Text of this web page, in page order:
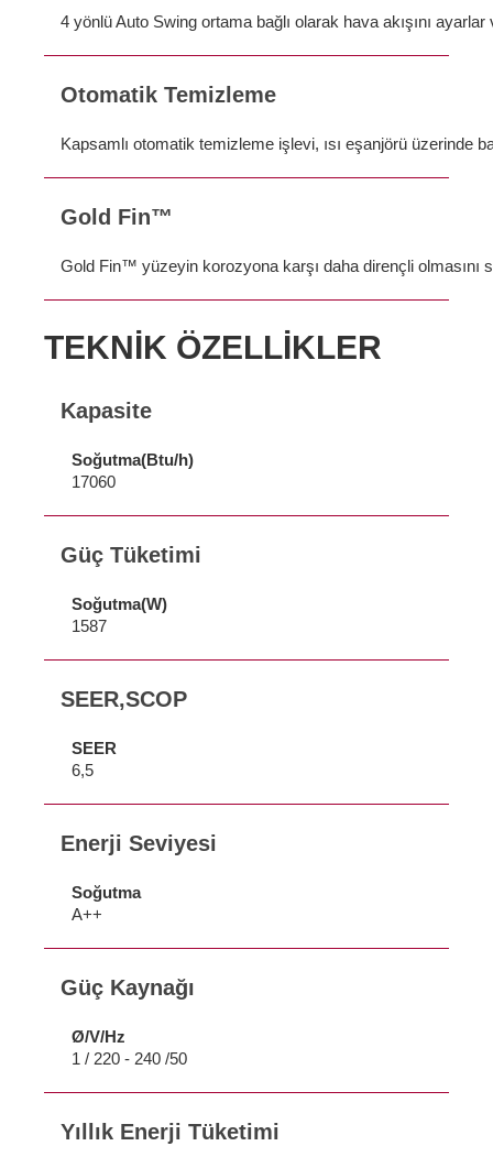
4 yönlü Auto Swing ortama bağlı olarak hava akışını ayarlar
Otomatik Temizleme
Kapsamlı otomatik temizleme işlevi, ısı eşanjörü üzerinde
Gold Fin™
Gold Fin™ yüzeyin korozyona karşı daha dirençli olmasını
TEKNİK ÖZELLİKLER
Kapasite
Soğutma(Btu/h)
17060
Güç Tüketimi
Soğutma(W)
1587
SEER,SCOP
SEER
6,5
Enerji Seviyesi
Soğutma
A++
Güç Kaynağı
Ø/V/Hz
1 / 220 - 240 /50
Yıllık Enerji Tüketimi